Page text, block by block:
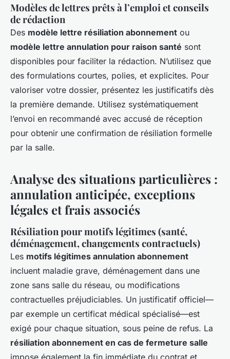
Modèles de lettres prêts à l’emploi et conseils
de rédaction
Des modèle lettre résiliation abonnement ou
modèle lettre annulation pour raison santé sont
disponibles pour faciliter la rédaction. N’utilisez que
des formulations courtes, polies, et explicites. Pour
valoriser votre dossier, présentez les justificatifs dès
la première demande. Utilisez systématiquement
l’envoi en recommandé avec accusé de réception
pour obtenir une confirmation de résiliation formelle
par la salle.
Analyse des situations particulières :
annulation anticipée, exceptions
légales et frais associés
Résiliation pour motifs légitimes (santé,
déménagement, changements contractuels)
Les motifs légitimes annulation abonnement
incluent maladie grave, déménagement dans une
zone sans salle du réseau, ou modifications
contractuelles préjudiciables. Un justificatif officiel—
par exemple un certificat médical spécialisé—est
exigé pour chaque situation, sous peine de refus. La
résiliation abonnement en cas de fermeture salle
impose également la fin immédiate du contrat et,